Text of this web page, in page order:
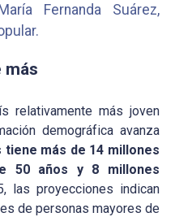
Fernanda Suárez,
más
relativamente más joven
demográfica avanza
tiene más de 14 millones
50 años y 8 millones
las proyecciones indican
de personas mayores de